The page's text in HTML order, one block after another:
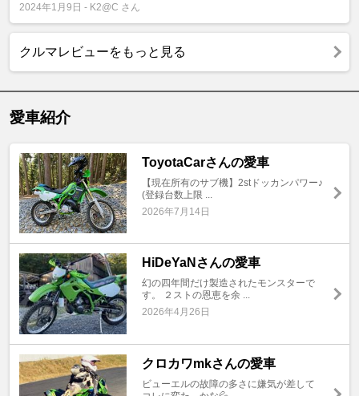
2024年1月9日 - K2@C さん
クルマレビューをもっと見る
愛車紹介
ToyotaCarさんの愛車
【現在所有のサブ機】2stドッカンパワー♪
(登録台数上限 ...
2026年7月14日
HiDeYaNさんの愛車
幻の四年間だけ製造されたモンスターで
す。 ２ストの恩恵を余 ...
2026年4月26日
クロカワmkさんの愛車
ビューエルの故障の多さに嫌気が差して